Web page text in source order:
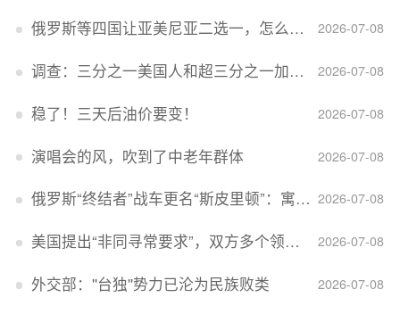
2026-07-08
俄罗斯等四国让亚美尼亚二选一，怎么回事？
2026-07-08
调查：三分之一美国人和超三分之一加拿大人感到经济压力
2026-07-08
稳了！三天后油价要变！
2026-07-08
演唱会的风，吹到了中老年群体
2026-07-08
俄罗斯“终结者”战车更名“斯皮里顿”：寓意强大可靠，彰显俄精神力量
2026-07-08
美国提出“非同寻常要求”，双方多个领域分歧依旧，印美贸易谈判进入“关键阶段”
2026-07-08
外交部：''台独''势力已沦为民族败类